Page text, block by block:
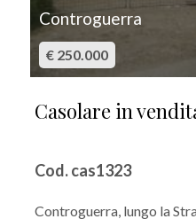
Controguerra
€ 250.000
Casolare in
Cod. cas1323
Controguerra, lungo la